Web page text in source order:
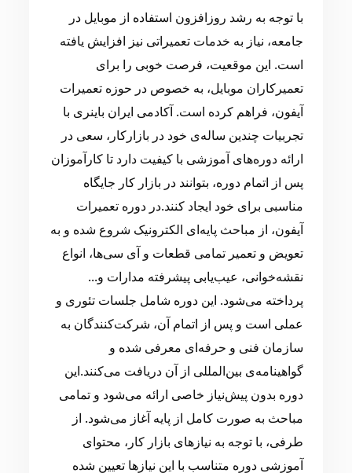
با توجه به رشد روزافزون استفاده از موبایل در
جامعه، نیاز به خدمات تعمیراتی نیز افزایش یافته
است. این موقعیت، فرصت خوبی را برای
تعمیرکاران موبایل، به خصوص در حوزه تعمیرات
آیفون، فراهم کرده است. آکادمی ایران باینری با
تجربیات چندین ساله‌ی خود در بازارکار، سعی در
ارائه دوره‌های آموزشی با کیفیت دارد تا کارآموزان
پس از اتمام دوره، بتوانند در بازار کار جایگاه
مناسبی برای خود ایجاد کنند.در دوره تعمیرات
آیفون، از مباحث پایه‌ای الکترونیک شروع شده و به
تعویض و تعمیر تمامی قطعات و آی سی‌ها، انواع
نقشه‌خوانی، عیب‌یابی پیشرفته مدارات و...
پرداخته می‌شود. این دوره شامل جلسات تئوری و
عملی است و پس از اتمام آن، شرکت‌کنندگان به
سازمان فنی و حرفه‌ای معرفی شده و
گواهینامه‌ی بین‌المللی از آن دریافت می‌کنند.این
دوره بدون پیش‌نیاز خاصی ارائه می‌شود و تمامی
مباحث به صورت کامل از پایه آغاز می‌شود. از
طرفی، با توجه به نیازهای بازار کار، محتوای
آموزشی دوره متناسب با این نیازها تعیین شده